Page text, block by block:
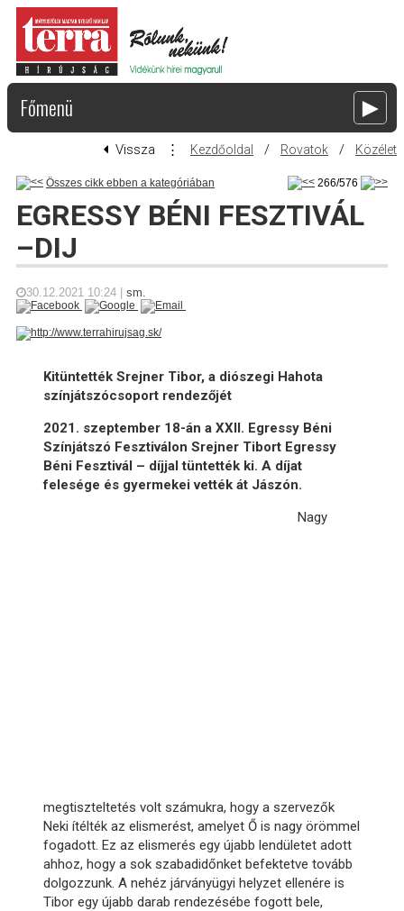
Főmenü ►
Vissza ⋮ Kezdőoldal / Rovatok / Közélet
Összes cikk ebben a kategóriában 266/576
EGRESSY BÉNI FESZTIVÁL
–DIJ
30.12.2021 10:24 sm.
Kitüntették Srejner Tibor, a diószegi Hahota
színjátszócsoport rendezőjét
2021. szeptember 18-án a XXII. Egressy Béni
Színjátszó Fesztiválon Srejner Tibort Egressy
Béni Fesztivál – díjjal tüntették ki. A díjat
felesége és gyermekei vették át Jászón.
Nagy
megtiszteltetés volt számukra, hogy a szervezők
Neki ítélték az elismerést, amelyet Ő is nagy örömmel
fogadott. Ez az elismerés egy újabb lendületet adott
ahhoz, hogy a sok szabadidőnket befektetve tovább
dolgozzunk. A nehéz járványügyi helyzet ellenére is
Tibor egy újabb darab rendezésébe fogott bele,